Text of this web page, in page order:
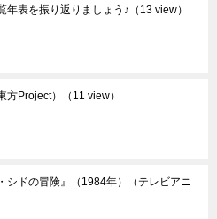
年表を振り返りましょう♪ （13 view）
方Project） （11 view）
シドの冒険』（1984年）（テレビアニ